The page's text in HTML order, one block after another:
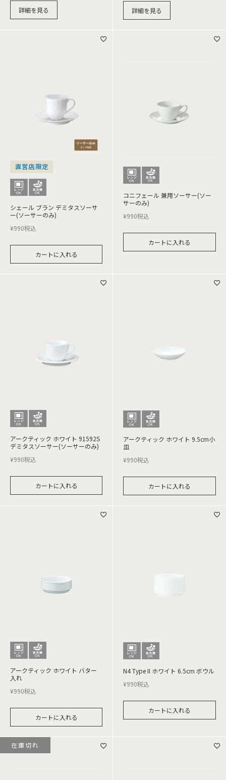
詳細を見る 詳細を見る
直営店限定
シェール ブラン デミタスソーサ
ー(ソーサーのみ)
¥990税込
カートに入れる
コニフェール 兼用ソーサー(ソー
サーのみ)
¥990税込
カートに入れる
アークティック ホワイト 91592S
デミタスソーサー(ソーサーのみ)
¥990税込
カートに入れる
アークティック ホワイト 9.5cm小
皿
¥990税込
カートに入れる
アークティック ホワイト バター
入れ
¥990税込
カートに入れる
N4 Type II ホワイト 6.5cm ボウル
¥990税込
カートに入れる
在庫切れ